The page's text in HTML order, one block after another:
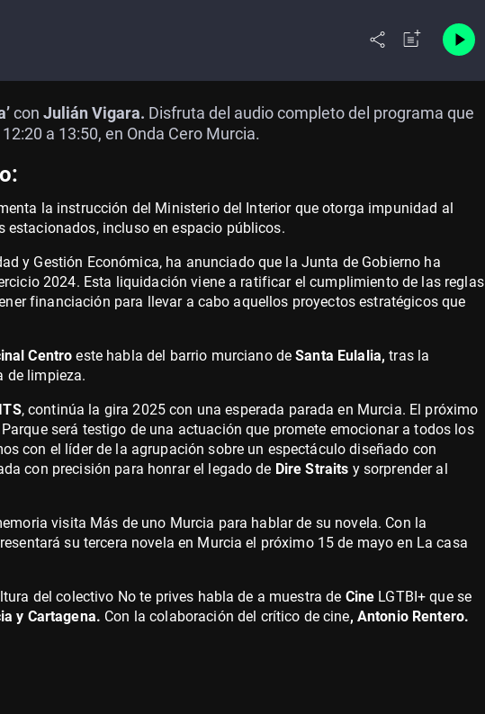
con Julián Vigara. Disfruta del audio completo del programa que
a 13:50, en Onda Cero Murcia.
la instrucción del Ministerio del Interior que otorga impunidad al
estacionados, incluso en espacio públicos.
y Gestión Económica, ha anunciado que la Junta de Gobierno ha
2024. Esta liquidación viene a ratificar el cumplimiento de las reglas
financiación para llevar a cabo aquellos proyectos estratégicos que
Centro este habla del barrio murciano de Santa Eulalia, tras la
de limpieza.
, continúa la gira 2025 con una esperada parada en Murcia. El próximo
será testigo de una actuación que promete emocionar a todos los
con el líder de la agrupación sobre un espectáculo diseñado con
con precisión para honrar el legado de Dire Straits y sorprender al
visita Más de uno Murcia para hablar de su novela. Con la
su tercera novela en Murcia el próximo 15 de mayo en La casa
del colectivo No te prives habla de a muestra de Cine LGTBI+ que se
y Cartagena. Con la colaboración del crítico de cine, Antonio Rentero.